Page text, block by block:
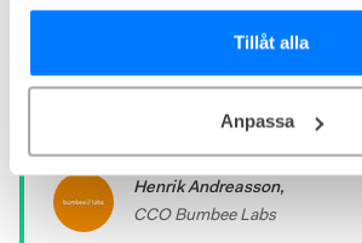
Tillåt alla
Anpassa
enskildhet precis som puls, helt efter eget
kundorienterade och lyhörda för sina
man är det stora eller lilla bolaget. Kan
Henrik Andreasson,
CCO Bumbee Labs